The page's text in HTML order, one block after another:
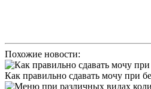
Похожие новости:
Как правильно сдавать мочу при